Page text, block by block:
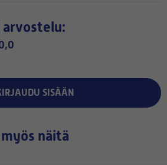
arvostelu:
SISÄÄN
näitä